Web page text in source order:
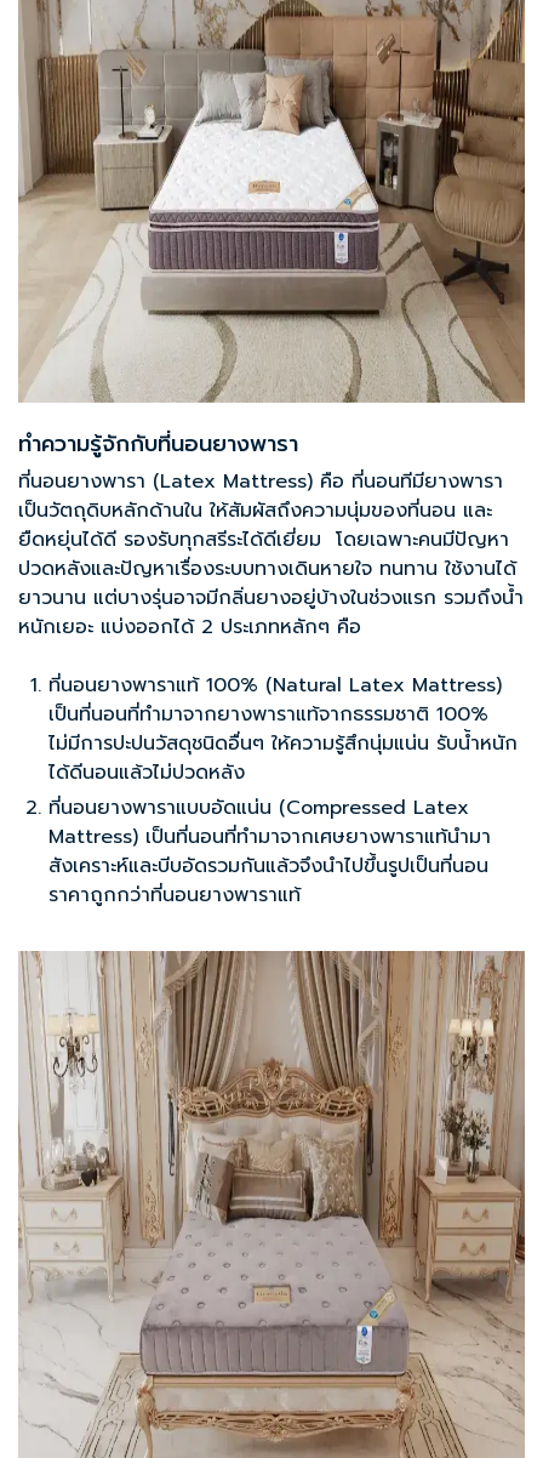
ทำความรู้จักกับที่นอนยางพารา
‍ที่นอนยางพารา (Latex Mattress) คือ ที่นอนทีมียางพารา
เป็นวัตถุดิบหลักด้านใน ให้สัมผัสถึงความนุ่มของที่นอน และ
ยืดหยุ่นได้ดี รองรับทุกสรีระได้ดีเยี่ยม โดยเฉพาะคนมีปัญหา
ปวดหลังและปัญหาเรื่องระบบทางเดินหายใจ ทนทาน ใช้งานได้
ยาวนาน แต่บางรุ่นอาจมีกลิ่นยางอยู่บ้างในช่วงแรก รวมถึงน้ำ
หนักเยอะ แบ่งออกได้ 2 ประเภทหลักๆ คือ
ที่นอนยางพาราแท้ 100% (Natural Latex Mattress)
เป็นที่นอนที่ทำมาจากยางพาราแท้จากธรรมชาติ 100%
ไม่มีการปะปนวัสดุชนิดอื่นๆ ให้ความรู้สึกนุ่มแน่น รับน้ำหนัก
ได้ดีนอนแล้วไม่ปวดหลัง
ที่นอนยางพาราแบบอัดแน่น (Compressed Latex
Mattress) เป็นที่นอนที่ทำมาจากเศษยางพาราแท้นำมา
สังเคราะห์และบีบอัดรวมกันแล้วจึงนำไปขึ้นรูปเป็นที่นอน
ราคาถูกกว่าที่นอนยางพาราแท้